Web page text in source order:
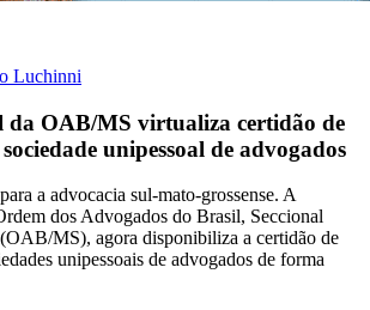
Luchinni
da OAB/MS virtualiza certidão de
unipessoal de advogados
a advocacia sul-mato-grossense. A
dos Advogados do Brasil, Seccional
MS), agora disponibiliza a certidão de
unipessoais de advogados de forma